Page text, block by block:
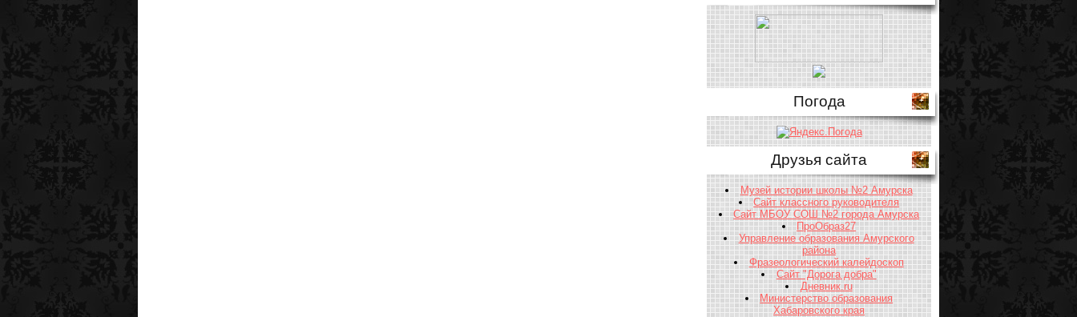
Погода
Друзья сайта
Музей истории школы №2 Амурска
Сайт классного руководителя
Сайт МБОУ СОШ №2 города Амурска
ПроОбраз27
Управление образования Амурского
района
Фразеологический калейдоскоп
Сайт "Дорога добра"
Дневник.ru
Министерство образования
Хабаровского края